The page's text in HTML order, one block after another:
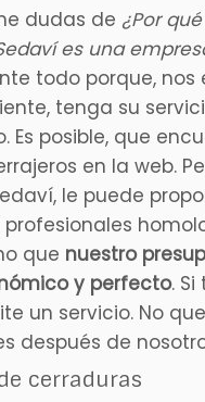
dudas de ¿Por
es una
todo porque, nos
tenga su
Es posible, que
en la web.
le puede
profesionales
que nuestro
y perfecto.
un servicio. No
después de
cerraduras